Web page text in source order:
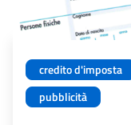
credito d'imposta
pubblicità